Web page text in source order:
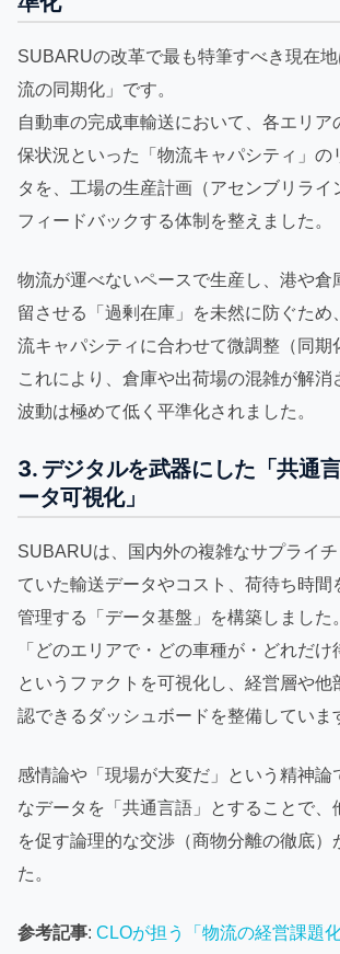
SUBARUの改革で最も特筆すべき現在
流の同期化」です。
自動車の完成車輸送において、各エリア
保状況といった「物流キャパシティ」の
タを、工場の生産計画（アセンブリライ
フィードバックする体制を整えました。
物流が運べないペースで生産し、港や倉
留させる「過剰在庫」を未然に防ぐため
流キャパシティに合わせて微調整（同期
これにより、倉庫や出荷場の混雑が解消
波動は極めて低く平準化されました。
3. デジタルを武器にした「共通
ータ可視化」
SUBARUは、国内外の複雑なサプライ
ていた輸送データやコスト、荷待ち時間
管理する「データ基盤」を構築しました。
「どのエリアで・どの車種が・どれだけ
というファクトを可視化し、経営層や他
認できるダッシュボードを整備していま
感情論や「現場が大変だ」という精神論
なデータを「共通言語」とすることで、
を促す論理的な交渉（商物分離の徹底）
た。
参考記事: CLOが担う「物流の経営課題